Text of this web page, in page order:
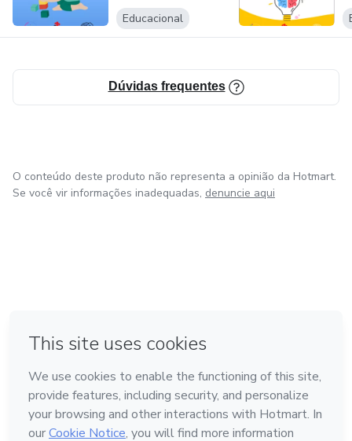
Seus materiais refletem sua prática fundamentada, seu
respeito à diversidade e sua paixão por transformar vidas
📱 Contato direto:
E-mail: psicopedagogatatianeoliveira@gmail.com
Educacional
Dúvidas frequentes
O conteúdo deste produto não representa a opinião da Hotmart.
Se você vir informações inadequadas, denuncie aqui
Feito com ❤ na Cidade do México
Conheça a Hotmart